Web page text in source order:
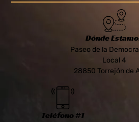
Dónde
Paseo de la
Local 4
28850 Torrejón de
Teléfono #1